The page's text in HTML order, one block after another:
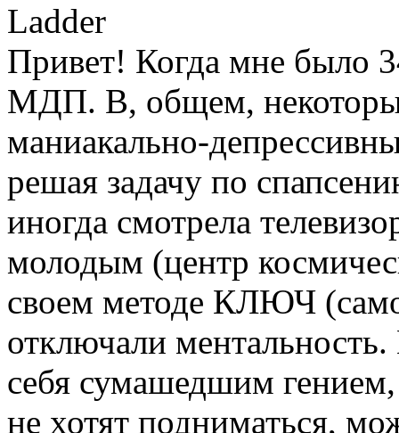
Ladder
Привет! Когда мне было
МДП. В, общем,
маниакально-
решая задачу по
иногда смотрела
молодым (центр
своем методе КЛЮЧ
отключали
себя сумашедшим
не хотят подниматься,